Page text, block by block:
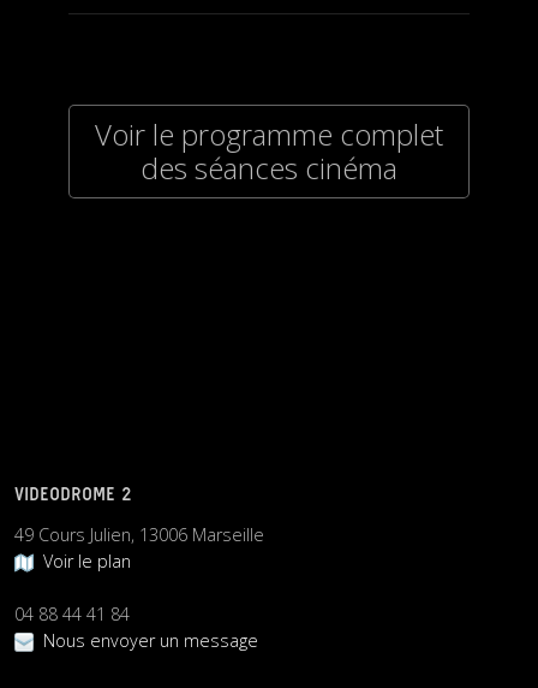
Voir le programme complet
des séances cinéma
VIDEODROME 2
49 Cours Julien, 13006 Marseille
Voir le plan
04 88 44 41 84
Nous envoyer un message